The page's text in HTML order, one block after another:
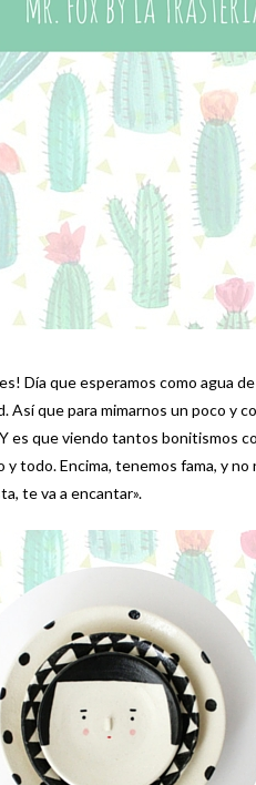
Día que esperamos como agua
Así que para mimarnos un poco y
es que viendo tantos bonitismos
todo. Encima, tenemos fama, y
te va a encantar».